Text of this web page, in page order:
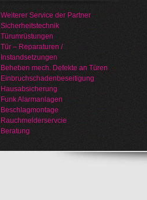
Weiterer Service der Partner
Sicherheitstechnik
Türumrüstungen
Tür – Reparaturen /
Instandsetzungen
Beheben mech. Defekte an Türen
Einbruchschadenbeseitigung
Hausabsicherung
Funk Alarmanlagen
Beschlagmontage
Rauchmelderservcie
Beratung